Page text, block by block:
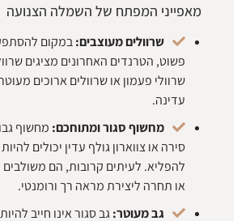
מאפייני המפתח של השמלה הצנועה
שרוולים מעוצבים:במקום
פשוט, הטרנדים האחרונים מציגים
שרוולי פעמון או שרוולים ארוכים
עדינה.
מחשוף סגור ומתוחכם: מחשוף
סירה או צווארון גולף עדין יכולים
להפליא. לעיתים קרובות, הם משולבים
או תחרה ליצירת מראה רך ורומנטי.
גב מעוטר:גב סגור אינו חייב